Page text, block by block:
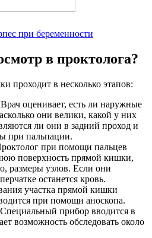
при беременности
в проктолога?
проходит в несколько этапов:
оценивает, есть ли наружные
они велики, какой у них
ли они в задний проход и
при пальпации.
при помощи пальцев
поверхность прямой кишки,
размеры узлов. Если они
останется кровь.
участка прямой кишки
при помощи аноскопа.
прибор вводится в
возможность обследовать около